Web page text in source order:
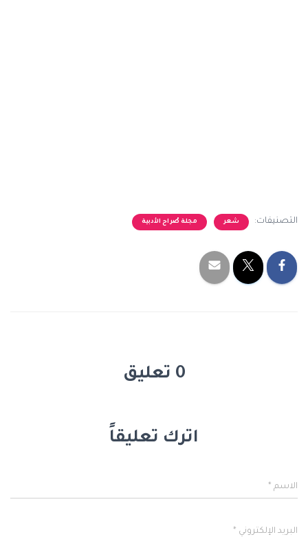
التصنيفات: شعر مجلة صُراح الأدبية
0 تعليق
اترك تعليقاً
الاسم *
البريد الإلكتروني *